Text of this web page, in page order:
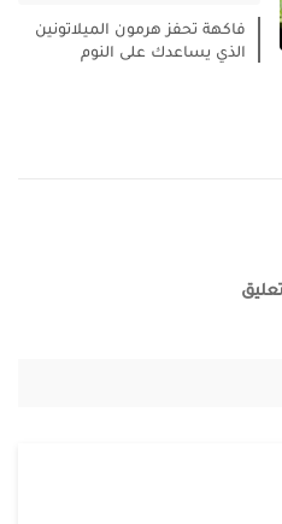
فاكهة تحفز هرمون الميلاتونين
الذي يساعدك على النوم